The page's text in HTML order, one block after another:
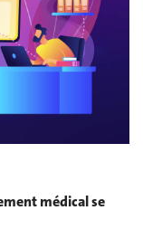
médical se